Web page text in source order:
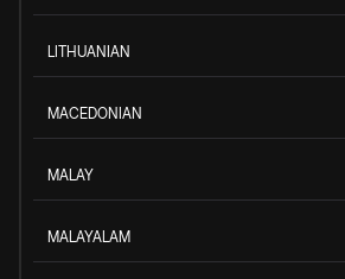
LITHUANIAN
MACEDONIAN
MALAY
MALAYALAM